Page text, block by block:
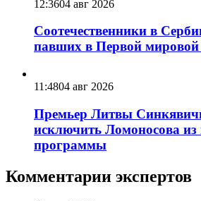
12:3604 авг 2026
Соотечественники в
павших в Первой мировой
11:4804 авг 2026
Премьер Литвы
исключить Ломоносова
программы
Комментарии экспертов